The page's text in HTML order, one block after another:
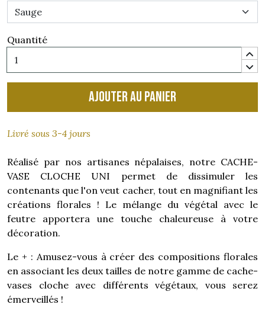
Quantité
Ajouter au panier
Livré sous 3-4 jours
Réalisé par nos artisanes népalaises, notre CACHE-
VASE CLOCHE UNI permet de dissimuler les
contenants que l'on veut cacher, tout en magnifiant les
créations florales ! Le mélange du végétal avec le
feutre apportera une touche chaleureuse à votre
décoration.
Le + : Amusez-vous à créer des compositions florales
en associant les deux tailles de notre gamme de cache-
vases cloche avec différents végétaux, vous serez
émerveillés !